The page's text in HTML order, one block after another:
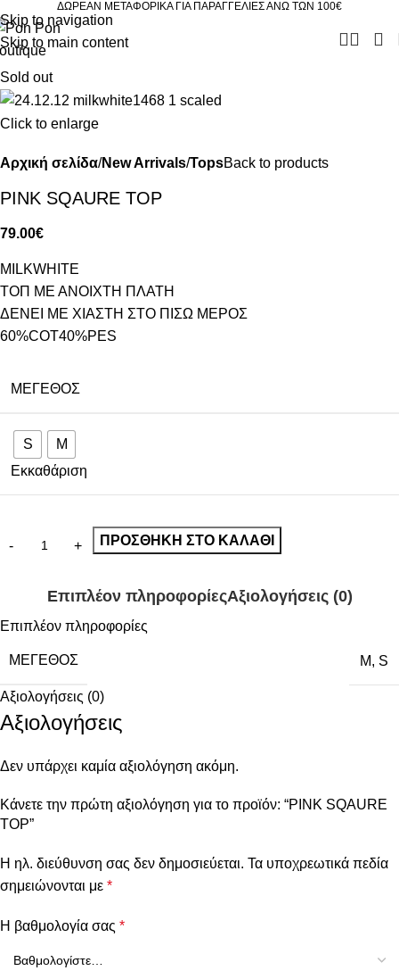
Skip to navigation
Skip to main content
ΔΩΡΕΑΝ ΜΕΤΑΦΟΡΙΚΑ ΓΙΑ ΠΑΡΑΓΓΕΛΙΕΣ ΑΝΩ ΤΩΝ 100€
Sold out
Click to enlarge
Αρχική σελίδα New Arrivals TopsBack to products
PINK SQAURE TOP
79.00€
MILKWHITE
ΤΟΠ ΜΕ ΑΝΟΙΧΤΗ ΠΛΑΤΗ
ΔΕΝΕΙ ΜΕ ΧΙΑΣΤΗ ΣΤΟ ΠΙΣΩ ΜΕΡΟΣ
60%COT40%PES
ΜΈΓΕΘΟΣ
S
M
Εκκαθάριση
ΠΡΟΣΘΉΚΗ ΣΤΟ ΚΑΛΆΘΙ
Επιπλέον πληροφορίεςΑξιολογήσεις (0)
Επιπλέον πληροφορίες
ΜΈΓΕΘΟΣ M, S
Αξιολογήσεις (0)
Αξιολογήσεις
Δεν υπάρχει καμία αξιολόγηση ακόμη.
Κάνετε την πρώτη αξιολόγηση για το προϊόν: “PINK SQAURE
TOP”
Η ηλ. διεύθυνση σας δεν δημοσιεύεται. Τα υποχρεωτικά πεδία
σημειώνονται με *
Η βαθμολογία σας *